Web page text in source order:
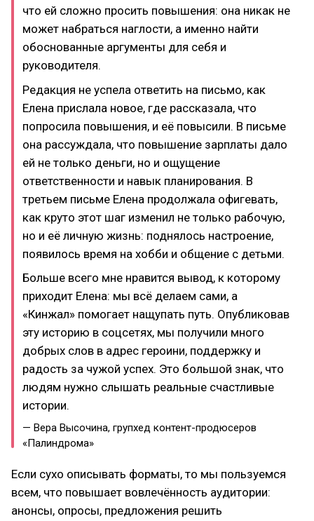
что ей сложно просить повышения: она никак не
может набраться наглости, а именно найти
обоснованные аргументы для себя и
руководителя.
Редакция не успела ответить на письмо, как
Елена прислала новое, где рассказала, что
попросила повышения, и её повысили. В письме
она рассуждала, что повышение зарплаты дало
ей не только деньги, но и ощущение
ответственности и навык планирования. В
третьем письме Елена продолжала офигевать,
как круто этот шаг изменил не только рабочую,
но и её личную жизнь: поднялось настроение,
появилось время на хобби и общение с детьми.
Больше всего мне нравится вывод, к которому
приходит Елена: мы всё делаем сами, а
«Кинжал» помогает нащупать путь. Опубликовав
эту историю в соцсетях, мы получили много
добрых слов в адрес героини, поддержку и
радость за чужой успех. Это большой знак, что
людям нужно слышать реальные счастливые
истории.
— Вера Высочина, групхед контент-продюсеров
«Палиндрома»
Если сухо описывать форматы, то мы пользуемся
всем, что повышает вовлечённость аудитории:
анонсы, опросы, предложения решить